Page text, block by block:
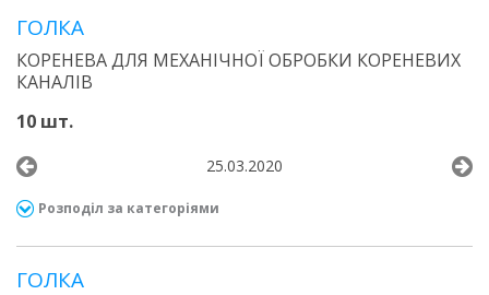
ГОЛКА
КОРЕНЕВА ДЛЯ МЕХАНІЧНОЇ ОБРОБКИ КОРЕНЕВИХ
КАНАЛІВ
10 шт.
25.03.2020
Розподіл за категоріями
ГОЛКА